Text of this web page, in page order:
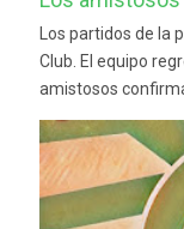
Los partidos de la
Club. El equipo
amistosos